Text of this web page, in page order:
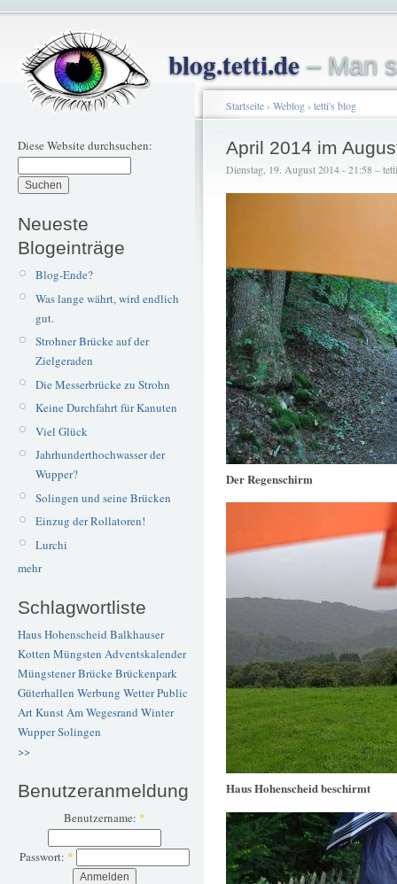
blog.tetti.de– Man
Diese Website durchsuchen:
Neueste
Blogeinträge
Blog-Ende?
Was lange währt, wird endlich
gut.
Strohner Brücke auf der
Zielgeraden
Die Messerbrücke zu Strohn
Keine Durchfahrt für Kanuten
Viel Glück
Jahrhunderthochwasser der
Wupper?
Solingen und seine Brücken
Einzug der Rollatoren!
Lurchi
mehr
Schlagwortliste
Haus Hohenscheid Balkhauser
Kotten Müngsten Adventskalender
Müngstener BrückeBrückenpark
Güterhallen Werbung WetterPublic
ArtKunstAm Wegesrand Winter
WupperSolingen
>>
Benutzeranmeldung
Benutzername: *
Passwort: *
Startseite› Weblog› tetti's blog
April 2014 im
Dienstag, 19. August 2014 - 21:58 – tetti
Der Regenschirm
Haus Hohenscheid beschirmt